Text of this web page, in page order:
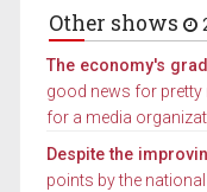
Other shows
The economy's
good news for pretty
for a media
Despite the
points by the national